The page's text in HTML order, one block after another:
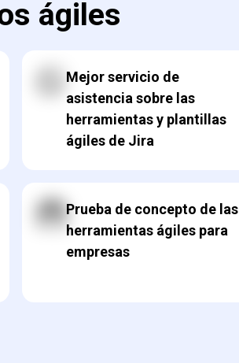
ágiles
Mejor servicio de
asistencia sobre las
herramientas y plantillas
ágiles de Jira
Prueba de concepto de las
herramientas ágiles para
empresas